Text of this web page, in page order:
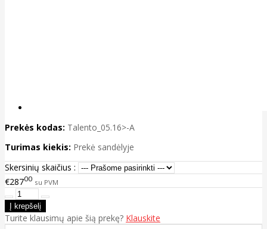
Prekės kodas: Talento_05.16>-A
Turimas kiekis: Prekė sandėlyje
Skersinių skaičius :
€28700 su PVM
Turite klausimų apie šią prekę? Klauskite